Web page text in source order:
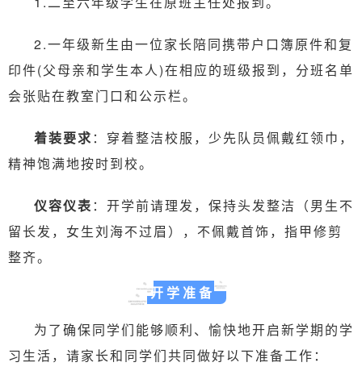
2.一年级新生由一位家长陪同携带户口簿原件和复
印件(父母亲和学生本人)在相应的班级报到，分班名单
会张贴在教室门口和公示栏。
着装要求 ：穿着整洁校服，少先队员佩戴红领巾，
精神饱满地按时到校。
仪容仪表：开学前请理发，保持头发整洁（男生不
留长发，女生刘海不过眉），不佩戴首饰，指甲修剪
整齐。
开学准备
为了确保同学们能够顺利、愉快地开启新学期的学
习生活，请家长和同学们共同做好以下准备工作：